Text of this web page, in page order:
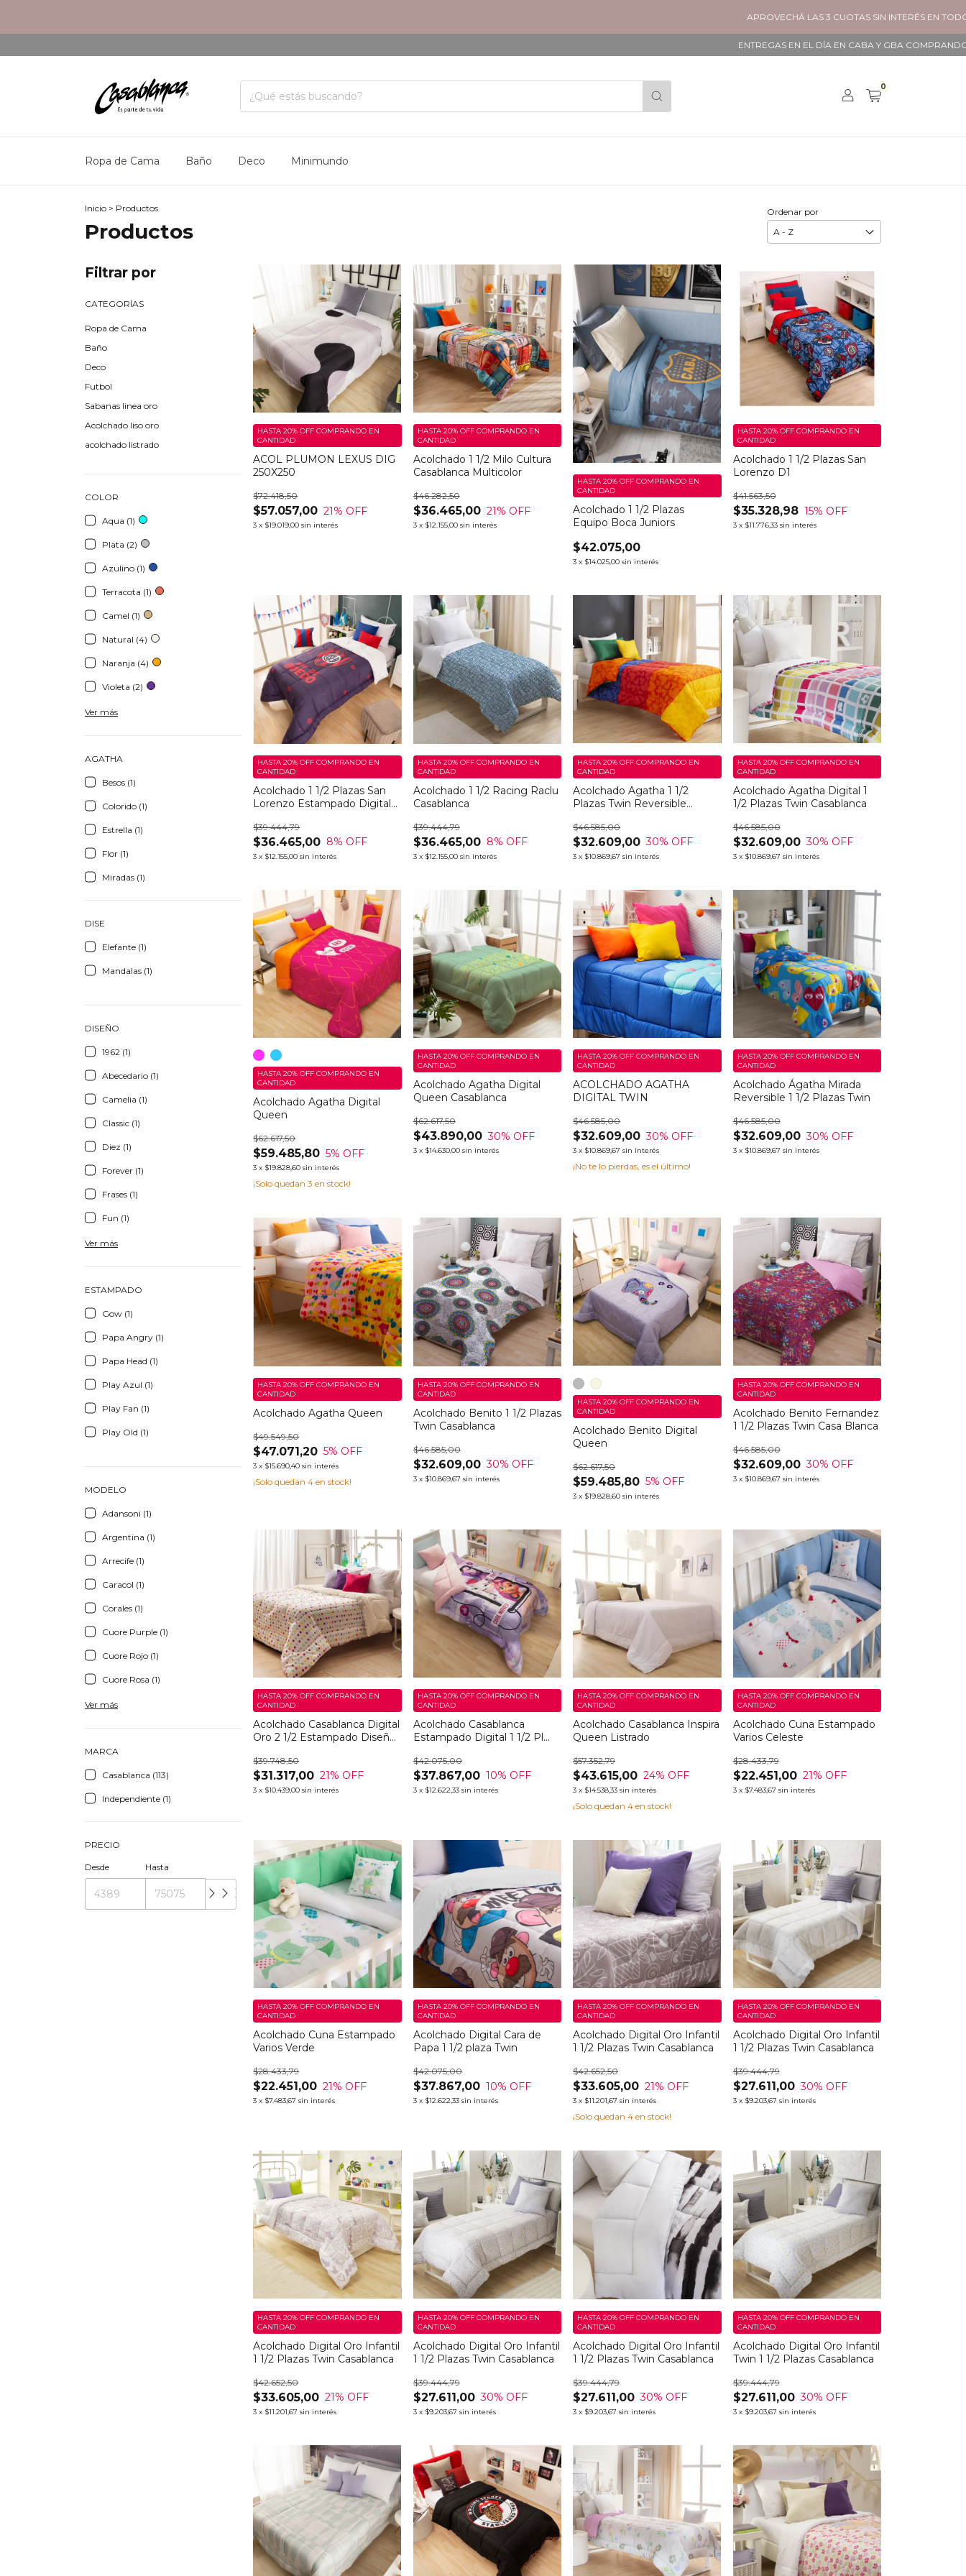
APROVECHÁ LAS 3 CUOTAS SIN INTERÉS EN TODOS LOS
ENTREGAS EN EL DÍA EN CABA Y GBA COMPRANDO ANTES DE LAS
0
Ropa de Cama Baño Deco Minimundo
Inicio > Productos
Productos
Ordenar por
Filtrar por
CATEGORÍAS
Ropa de Cama
Baño
Deco
Futbol
Sabanas linea oro
Acolchado liso oro
acolchado listrado
COLOR
Aqua (1)
Plata (2)
Azulino (1)
Terracota (1)
Camel (1)
Natural (4)
Naranja (4)
Violeta (2)
Ver más
AGATHA
Besos (1)
Colorido (1)
Estrella (1)
Flor (1)
Miradas (1)
DISE
Elefante (1)
Mandalas (1)
DISEÑO
1962 (1)
Abecedario (1)
Camelia (1)
Classic (1)
Diez (1)
Forever (1)
Frases (1)
Fun (1)
Ver más
ESTAMPADO
Gow (1)
Papa Angry (1)
Papa Head (1)
Play Azul (1)
Play Fan (1)
Play Old (1)
MODELO
Adansoni (1)
Argentina (1)
Arrecife (1)
Caracol (1)
Corales (1)
Cuore Purple (1)
Cuore Rojo (1)
Cuore Rosa (1)
Ver más
MARCA
Casablanca (113)
Independiente (1)
PRECIO
Desde Hasta
ACOL PLUMON LEXUS DIG
250X250
$57.057,00
$72.418,50
21% OFF
3 x $19.019,00 sin interés
HASTA 20% OFF COMPRANDO EN
CANTIDAD
Acolchado 1 1/2 Milo Cultura
Casablanca Multicolor
$36.465,00
$46.282,50
21% OFF
3 x $12.155,00 sin interés
HASTA 20% OFF COMPRANDO EN
CANTIDAD
Acolchado 1 1/2 Plazas
Equipo Boca Juniors
$42.075,00
3 x $14.025,00 sin interés
HASTA 20% OFF COMPRANDO EN
CANTIDAD
Acolchado 1 1/2 Plazas San
Lorenzo D1
$35.328,98
$41.563,50
15% OFF
3 x $11.776,33 sin interés
HASTA 20% OFF COMPRANDO EN
CANTIDAD
Acolchado 1 1/2 Plazas San
Lorenzo Estampado Digital
$36.465,00
$39.444,79
8% OFF
3 x $12.155,00 sin interés
HASTA 20% OFF COMPRANDO EN
CANTIDAD
Acolchado 1 1/2 Racing Raclu
Casablanca
$36.465,00
$39.444,79
8% OFF
3 x $12.155,00 sin interés
HASTA 20% OFF COMPRANDO EN
CANTIDAD
Acolchado Agatha 1 1/2
Plazas Twin Reversible
$32.609,00
$46.585,00
30% OFF
3 x $10.869,67 sin interés
HASTA 20% OFF COMPRANDO EN
CANTIDAD
Acolchado Agatha Digital 1
1/2 Plazas Twin Casablanca
$32.609,00
$46.585,00
30% OFF
3 x $10.869,67 sin interés
HASTA 20% OFF COMPRANDO EN
CANTIDAD
Acolchado Agatha Digital
Queen
$59.485,80
$62.617,50
5% OFF
3 x $19.828,60 sin interés
HASTA 20% OFF COMPRANDO EN
CANTIDAD
¡Solo quedan3 en stock!
Acolchado Agatha Digital
Queen Casablanca
$43.890,00
$62.617,50
30% OFF
3 x $14.630,00 sin interés
HASTA 20% OFF COMPRANDO EN
CANTIDAD
ACOLCHADO AGATHA
DIGITAL TWIN
$32.609,00
$46.585,00
30% OFF
3 x $10.869,67 sin interés
HASTA 20% OFF COMPRANDO EN
CANTIDAD
¡No te lo pierdas, es el último!
Acolchado Ágatha Mirada
Reversible 1 1/2 Plazas Twin
$32.609,00
$46.585,00
30% OFF
3 x $10.869,67 sin interés
HASTA 20% OFF COMPRANDO EN
CANTIDAD
Acolchado Agatha Queen
$47.071,20
$49.549,50
5% OFF
3 x $15.690,40 sin interés
HASTA 20% OFF COMPRANDO EN
CANTIDAD
¡Solo quedan4 en stock!
Acolchado Benito 1 1/2 Plazas
Twin Casablanca
$32.609,00
$46.585,00
30% OFF
3 x $10.869,67 sin interés
HASTA 20% OFF COMPRANDO EN
CANTIDAD
Acolchado Benito Digital
Queen
$59.485,80
$62.617,50
5% OFF
3 x $19.828,60 sin interés
HASTA 20% OFF COMPRANDO EN
CANTIDAD
Acolchado Benito Fernandez
1 1/2 Plazas Twin Casa Blanca
$32.609,00
$46.585,00
30% OFF
3 x $10.869,67 sin interés
HASTA 20% OFF COMPRANDO EN
CANTIDAD
Acolchado Casablanca Digital
Oro 2 1/2 Estampado Diseño
$31.317,00
$39.748,50
21 % OFF
3 x $10.439,00 sin interés
HASTA 20% OFF COMPRANDO EN
CANTIDAD
Acolchado Casablanca
Estampado Digital 1 1/2 Pl
$37.867,00
$42.075,00
10% OFF
3 x $12.622,33 sin interés
HASTA 20% OFF COMPRANDO EN
CANTIDAD
Acolchado Casablanca Inspira
Queen Listrado
$43.615,00
$57.352,79
24% OFF
3 x $14.538,33 sin interés
HASTA 20% OFF COMPRANDO EN
CANTIDAD
¡Solo quedan4 en stock!
Acolchado Cuna Estampado
Varios Celeste
$22.451,00
$28.433,79
21 % OFF
3 x $7.483,67 sin interés
HASTA 20% OFF COMPRANDO EN
CANTIDAD
Acolchado Cuna Estampado
Varios Verde
$22.451,00
$28.433,79
21% OFF
3 x $7.483,67 sin interés
HASTA 20% OFF COMPRANDO EN
CANTIDAD
Acolchado Digital Cara de
Papa 1 1/2 plaza Twin
$37.867,00
$42.075,00
10% OFF
3 x $12.622,33 sin interés
HASTA 20% OFF COMPRANDO EN
CANTIDAD
Acolchado Digital Oro Infantil
1 1/2 Plazas Twin Casablanca
$33.605,00
$42.652,50
21% OFF
3 x $11.201,67 sin interés
HASTA 20% OFF COMPRANDO EN
CANTIDAD
¡Solo quedan4 en stock!
Acolchado Digital Oro Infantil
1 1/2 Plazas Twin Casablanca
$27.611,00
$39.444,79
30% OFF
3 x $9.203,67 sin interés
HASTA 20% OFF COMPRANDO EN
CANTIDAD
Acolchado Digital Oro Infantil
1 1/2 Plazas Twin Casablanca
$33.605,00
$42.652,50
21% OFF
3 x $11.201,67 sin interés
HASTA 20% OFF COMPRANDO EN
CANTIDAD
Acolchado Digital Oro Infantil
1 1/2 Plazas Twin Casablanca
$27.611,00
$39.444,79
30% OFF
3 x $9.203,67 sin interés
HASTA 20% OFF COMPRANDO EN
CANTIDAD
Acolchado Digital Oro Infantil
1 1/2 Plazas Twin Casablanca
$27.611,00
$39.444,79
30% OFF
3 x $9.203,67 sin interés
HASTA 20% OFF COMPRANDO EN
CANTIDAD
Acolchado Digital Oro Infantil
Twin 1 1/2 Plazas Casablanca
$27.611,00
$39.444,79
30% OFF
3 x $9.203,67 sin interés
HASTA 20% OFF COMPRANDO EN
CANTIDAD